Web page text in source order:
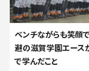
ベンチながらも笑顔
避の滋賀学園エース
で学んだこと